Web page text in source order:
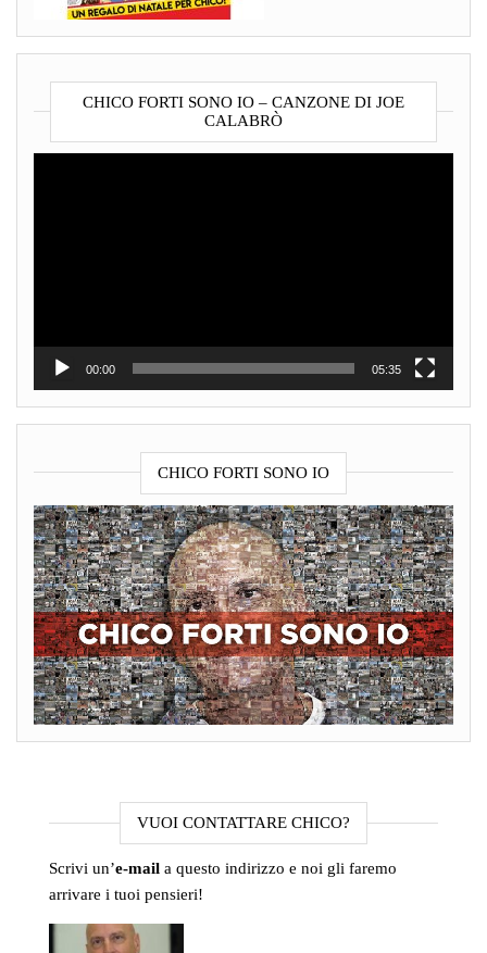
CHICO FORTI SONO IO – CANZONE DI JOE
CALABRÒ
00:00 05:35
CHICO FORTI SONO IO
VUOI CONTATTARE CHICO?
Scrivi un’e-mail a questo indirizzo e noi gli faremo
arrivare i tuoi pensieri!